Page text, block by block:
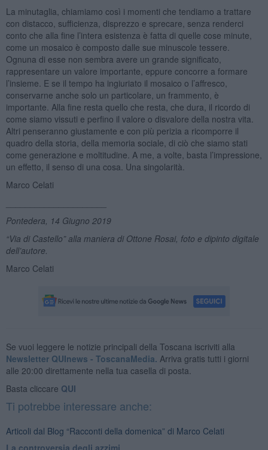
La minutaglia, chiamiamo così i momenti che tendiamo a trattare
con distacco, sufficienza, disprezzo e sprecare, senza renderci
conto che alla fine l’intera esistenza è fatta di quelle cose minute,
come un mosaico è composto dalle sue minuscole tessere.
Ognuna di esse non sembra avere un grande significato,
rappresentare un valore importante, eppure concorre a formare
l’insieme. E se il tempo ha ingiuriato il mosaico o l’affresco,
conservarne anche solo un particolare, un frammento, è
importante. Alla fine resta quello che resta, che dura, il ricordo di
come siamo vissuti e perfino il valore o disvalore della nostra vita.
Altri penseranno giustamente e con più perizia a ricomporre il
quadro della storia, della memoria sociale, di ciò che siamo stati
come generazione e moltitudine. A me, a volte, basta l’impressione,
un effetto, il senso di una cosa. Una singolarità.
Marco Celati
Pontedera, 14 Giugno 2019
“Via di Castello” alla maniera di Ottone Rosai, foto e dipinto digitale
dell’autore.
Marco Celati
Se vuoi leggere le notizie principali della Toscana iscriviti alla
Newsletter QUInews - ToscanaMedia. Arriva gratis tutti i giorni
alle 20:00 direttamente nella tua casella di posta.
Basta cliccare QUI
Ti potrebbe interessare anche:
Articoli dal Blog “Racconti della domenica” di Marco Celati
La controversia degli azzimi